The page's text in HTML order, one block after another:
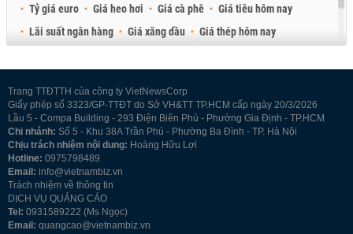
Tỷ giá euro
Giá heo hơi Giá cà phê
Giá tiêu hôm nay
Lãi suất ngân hàng
Giá xăng dầu
Giá thép hôm nay
Trang TTĐTTH của công ty VietNewsCorp
Giấy phép số 3323/GP-TTĐT do Sở VH&TT TP.HCM cấp ngày 20/3/2026
Lầu 5 - Compa Building - 293 Điện Biên Phủ - Phường Gia Định - TP.HCM
Chi nhánh: Số 5 - Khu 38A Trần Phú - Phường Ba Đình - TP. Hà Nội
Chịu trách nhiệm nội dung: Hoàng Hữu Lợi
Hotline: 0975798489
Email: info@vietnambiz.vn
Trách nhiệm về thông tin
DỊCH VỤ QUẢNG CÁO
Tel: 0931589222 (Ms Ngọc)
Email: quangcao@vietnambiz.vn